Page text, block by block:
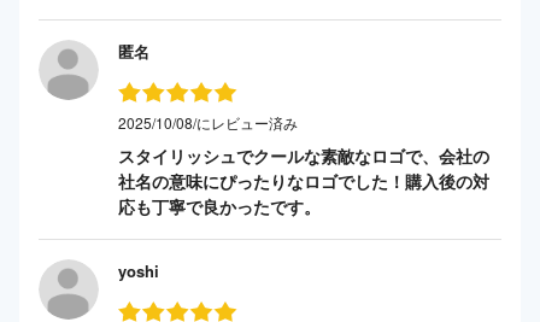
匿名
2025/10/08/にレビュー済み
スタイリッシュでクールな素敵なロゴで、会社の
社名の意味にぴったりなロゴでした！購入後の対
応も丁寧で良かったです。
yoshi